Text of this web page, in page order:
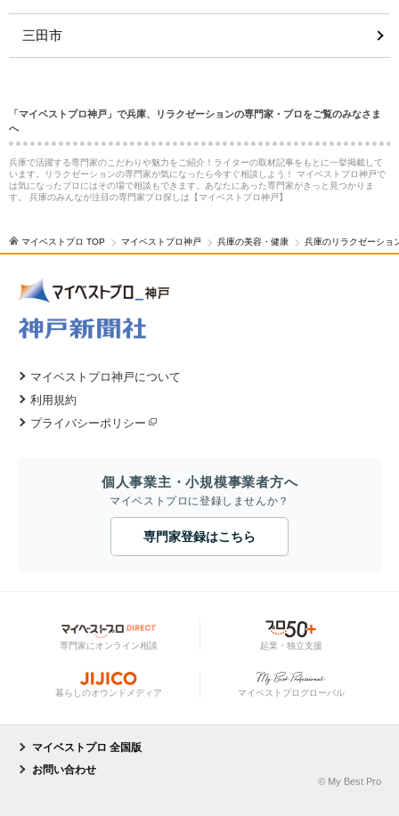
三田市
「マイベストプロ神戸」で兵庫、リラクゼーションの専門家・プロをご覧のみなさま
へ
兵庫で活躍する専門家のこだわりや魅力をご紹介！ライターの取材記事をもとに一挙掲載して
います。リラクゼーションの専門家が気になったら今すぐ相談しよう！ マイベストプロ神戸で
は気になったプロにはその場で相談もできます。あなたにあった専門家がきっと見つかりま
す。 兵庫のみんなが注目の専門家プロ探しは【マイベストプロ神戸】
マイベストプロ TOP マイベストプロ神戸 兵庫の美容・健康 兵庫のリラクゼーショ
マイベストプロ神戸について
利用規約
プライバシーポリシー
個人事業主・小規模事業者方へ
マイベストプロに登録しませんか？
専門家登録はこちら
専門家にオンライン相談 起業・独立支援
暮らしのオウンドメディア マイベストプログローバル
マイベストプロ 全国版
お問い合わせ
© My Best Pro